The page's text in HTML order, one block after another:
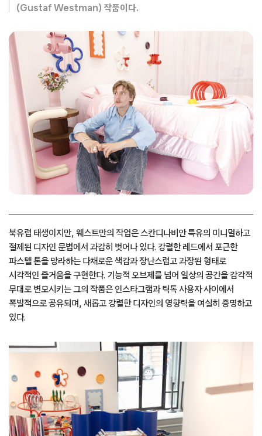
(Gustaf Westman) 작품이다.
북유럽 태생이지만, 웨스트만의 작업은 스칸디나비안 특유의 미니멀하고
절제된 디자인 문법에서 과감히 벗어나 있다. 강렬한 레드에서 포근한
파스텔 톤을 망라하는 다채로운 색감과 장난스럽고 과장된 형태로
시각적인 즐거움을 구현한다. 기능적 오브제를 넘어 일상의 공간을 감각적
무대로 변모시키는 그의 작품은 인스타그램과 틱톡 사용자 사이에서
폭발적으로 공유되며, 새롭고 강렬한 디자인의 영향력을 여실히 증명하고
있다.